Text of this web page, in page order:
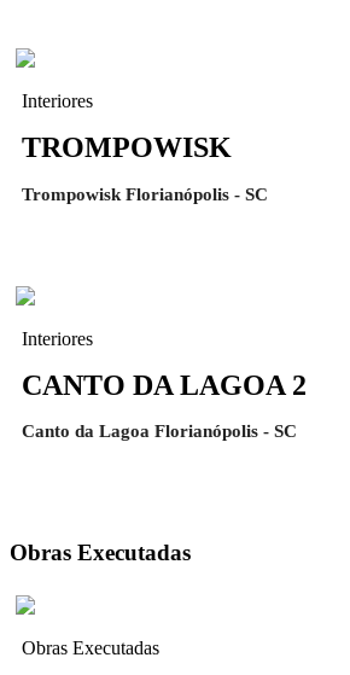
Interiores
TROMPOWISK
Trompowisk Florianópolis - SC
Interiores
CANTO DA LAGOA 2
Canto da Lagoa Florianópolis - SC
Obras Executadas
Obras Executadas